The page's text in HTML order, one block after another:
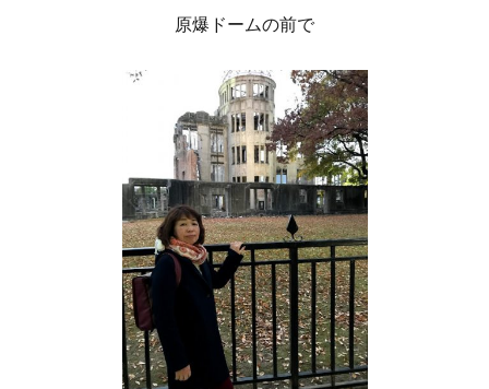
原爆ドームの前で